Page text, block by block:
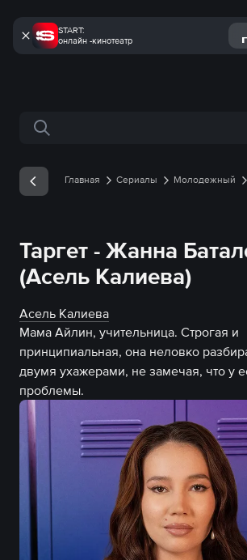
START:
онлайн -кинотеатр
Поиск по сайту
Главная Сериалы Молодежный
Таргет - Жанна
(Асель Калиева)
Асель Калиева
Мама Айлин, учительница. Строгая и
принципиальная, она неловко
двумя ухажерами, не замечая, что у
проблемы.